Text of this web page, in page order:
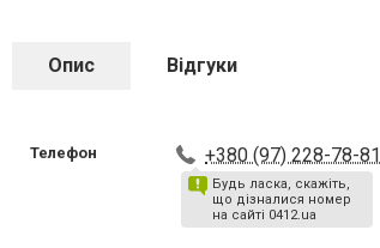
Опис Відгуки
Телефон +380 (97) 228-78-81
Будь ласка, скажіть,
що дізналися номер
на сайті 0412.ua